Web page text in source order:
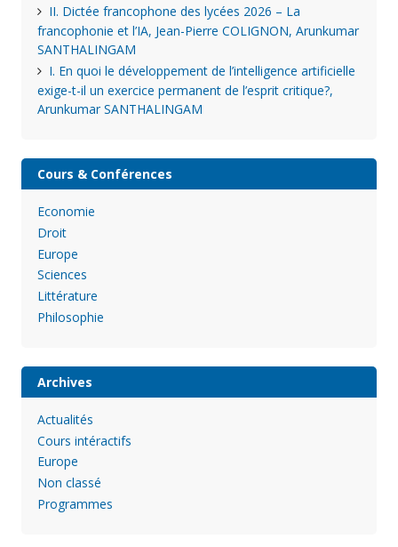
II. Dictée francophone des lycées 2026 – La
francophonie et l’IA, Jean-Pierre COLIGNON, Arunkumar
SANTHALINGAM
I. En quoi le développement de l’intelligence artificielle
exige-t-il un exercice permanent de l’esprit critique?,
Arunkumar SANTHALINGAM
Cours & Conférences
Economie
Droit
Europe
Sciences
Littérature
Philosophie
Archives
Actualités
Cours intéractifs
Europe
Non classé
Programmes